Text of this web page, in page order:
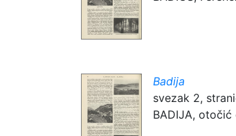
Badija
svezak 2,
BADIJA,